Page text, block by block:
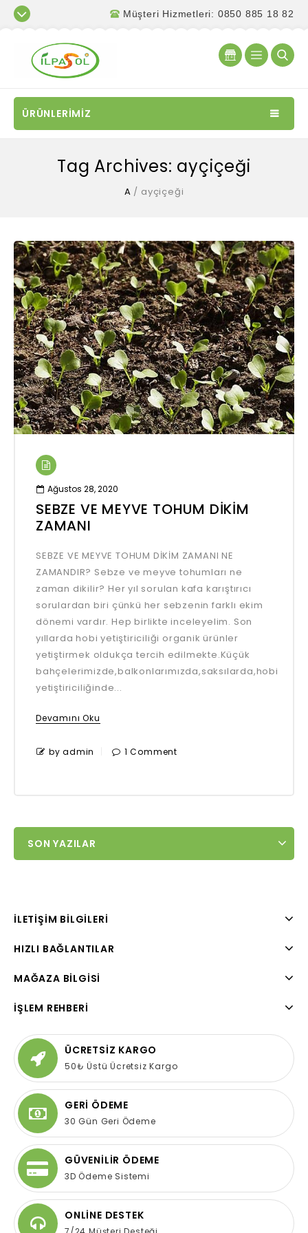
Müşteri Hizmetleri: 0850 885 18 82
ÜRÜNLERİMİZ
Tag Archives: ayçiçeği
A / ayçiçeği
Ağustos 28, 2020
SEBZE VE MEYVE TOHUM DİKİM
ZAMANI
SEBZE VE MEYVE TOHUM DİKİM ZAMANI NE
ZAMANDIR? Sebze ve meyve tohumları ne
zaman dikilir? Her yıl sorulan kafa karıştırıcı
sorulardan biri çünkü her sebzenin farklı ekim
dönemi vardır. Hep birlikte inceleyelim. Son
yıllarda hobi yetiştiriciliği organik ürünler
yetiştirmek oldukça tercih edilmekte.Küçük
bahçelerimizde,balkonlarımızda,saksılarda,hobi
yetiştiriciliğinde...
Devamını Oku
by admin 1 Comment
SON YAZILAR
İLETIŞIM BILGILERI
HIZLI BAĞLANTILAR
MAĞAZA BILGISI
İŞLEM REHBERI
ÜCRETSİZ KARGO
50₺ Üstü Ücretsiz Kargo
GERİ ÖDEME
30 Gün Geri Ödeme
GÜVENİLİR ÖDEME
3D Ödeme Sistemi
ONLİNE DESTEK